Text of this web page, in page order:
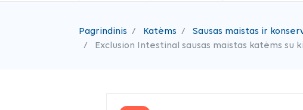
Pagrindinis Katėms Sausas maistas ir
Exclusion Intestinal sausas maistas katėms su